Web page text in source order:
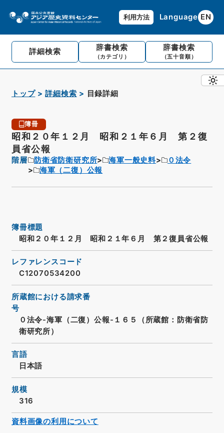
利用方法 Language EN
詳細検索 辞書検索
（カテゴリ）
辞書検索
（五十音順）
トップ 詳細検索 目録詳細
簿冊
昭和２０年１２月 昭和２１年６月 第２復
員省公報
階層 防衛省防衛研究所 海軍一般史料
０法令
海軍（二復）公報
簿冊標題
昭和２０年１２月 昭和２１年６月 第２復員省公報
レファレンスコード
C12070534200
所蔵館における請求番
号
０法令-海軍（二復）公報-１６５（所蔵館：防衛省防
衛研究所）
言語
日本語
規模
316
資料画像の利用について